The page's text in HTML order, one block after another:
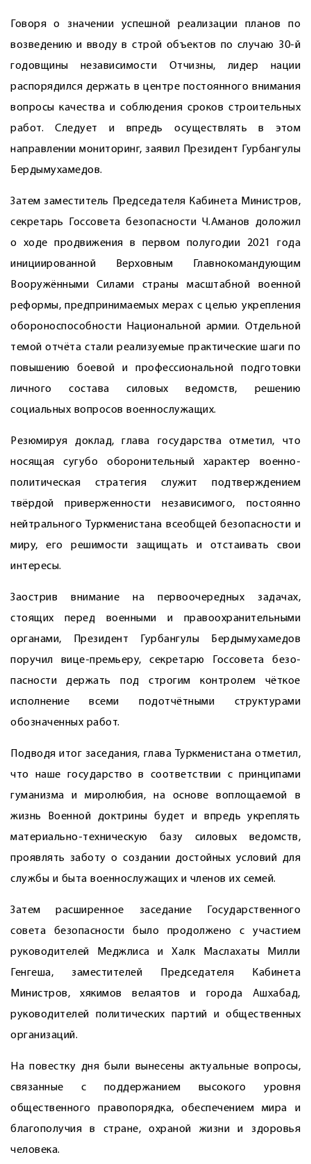
Говоря о значении успешной реализации планов по
возведению и вводу в строй объектов по случаю 30-й
годовщины ­независимости Отчизны, лидер нации
распорядился держать в центре постоянного внимания
вопросы качества и соблюдения сроков строительных
работ. Следует и впредь осуществлять в этом
направлении мониторинг, заявил Президент Гурбангулы
Бердымухамедов.
Затем заместитель Председателя Кабинета Министров,
секретарь Госсовета безопасности Ч.Аманов доложил
о ходе продвижения в первом полугодии 2021 года
инициированной Верховным Главно­командующим
Вооружёнными Силами страны масштабной военной
реформы, предпринимаемых мерах с целью укреп­ления
обороноспособности Национальной армии. Отдельной
темой отчёта стали реализуемые практические шаги по
повышению боевой и профессиональной подготовки
личного состава силовых ведомств, решению
социальных вопросов военнослужащих.
Резюмируя доклад, глава государства отметил, что
носящая сугубо оборонительный характер военно-
политическая стратегия служит подтверждением
твёрдой приверженности независимого, постоянно
нейтрального Туркменистана всеобщей безопасности и
миру, его решимости защищать и отстаивать свои
интересы.
Заострив внимание на первоочередных задачах,
стоящих перед военными и правоохранительными
органами, Президент Гурбангулы Бердымухамедов
поручил вице-премьеру, секретарю Госсовета безо­
пасности держать под строгим контролем чёткое
исполнение всеми подотчётными структурами
обозначенных работ.
Подводя итог заседания, глава Туркменистана отметил,
что наше государство в соответствии с принципами
гуманизма и миролюбия, на основе воплощаемой в
жизнь Военной доктрины будет и впредь укреплять
материально-техническую базу силовых ведомств,
проявлять заботу о создании достойных условий для
службы и быта военнослужащих и членов их семей.
Затем расширенное заседание Государственного
совета безопасности было продолжено с участием
руководителей Меджлиса и Халк Маслахаты Милли
Генгеша, заместителей Председателя Кабинета
Министров, хякимов велаятов и города Ашхабад,
руководителей политических партий и общественных
организаций.
На повестку дня были вынесены актуальные вопросы,
связанные с поддержанием высокого уровня
общественного правопорядка, обеспечением мира и
благополучия в стране, охраной жизни и здоровья
человека.